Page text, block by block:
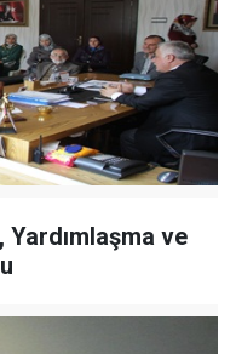
ve